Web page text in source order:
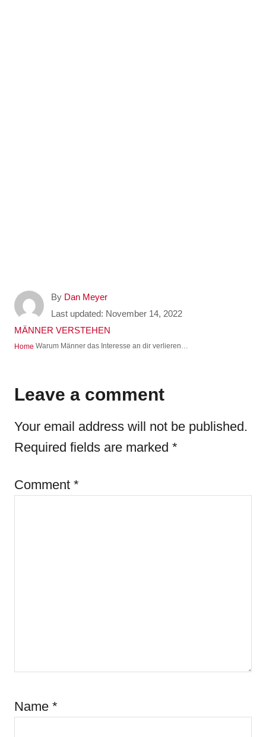
By A
u
o
Dan Meyer
P
o
o
Last updated: November 14, 2022
C
a
o
i
s
MÄNNER VERSTEHEN
Home Warum Männer das Interesse an dir verlieren…
Leave a comment
Your email address will not be published.
Required fields are marked *
Comment *
Name *